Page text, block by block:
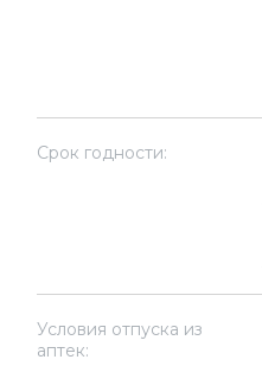
Срок годности:
Условия отпуска из
аптек: